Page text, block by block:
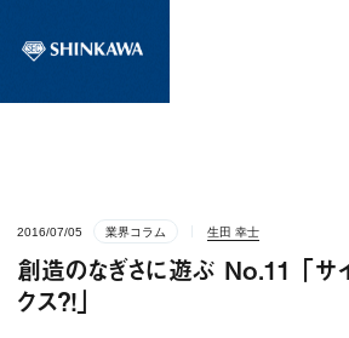
2016/07/05 業界コラム 生田 幸士
創造のなぎさに遊ぶ No.11 「サ
クス？！」